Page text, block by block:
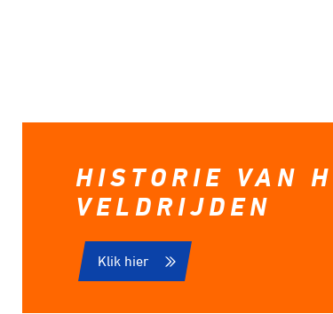
HISTORIE VAN
VELDRIJDEN
Klik hier